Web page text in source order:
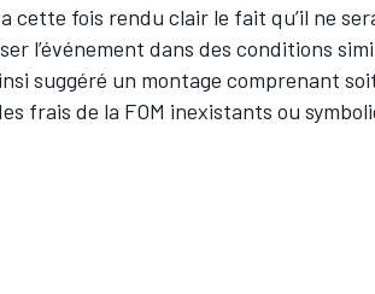
cette fois rendu clair le fait qu’il ne
l’événement dans des conditions
suggéré un montage comprenant
frais de la FOM inexistants ou